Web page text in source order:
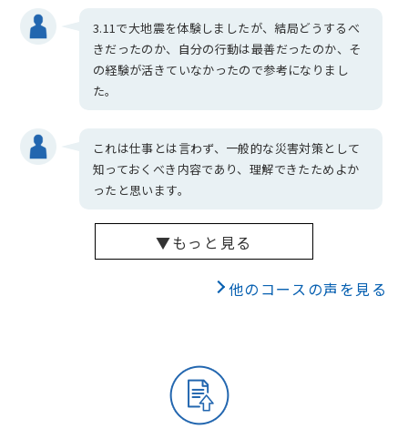
3.11で大地震を体験しましたが、結局どうするべ
きだったのか、自分の行動は最善だったのか、そ
の経験が活きていなかったので参考になりまし
た。
これは仕事とは言わず、一般的な災害対策として
知っておくべき内容であり、理解できたためよか
ったと思います。
▼もっと見る
他のコースの声を見る